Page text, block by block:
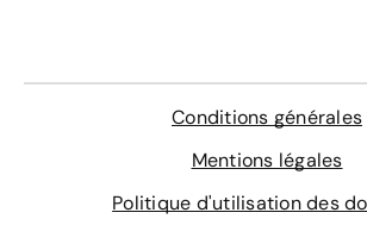
Conditions générales
Mentions légales
Politique d'utilisation des